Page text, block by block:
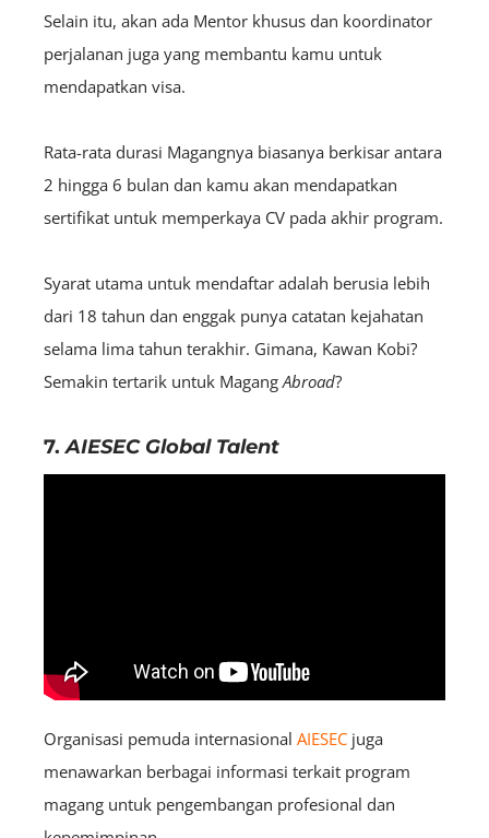
Selain itu, akan ada Mentor khusus dan koordinator
perjalanan juga yang membantu kamu untuk
mendapatkan visa.
Rata-rata durasi Magangnya biasanya berkisar antara
2 hingga 6 bulan dan kamu akan mendapatkan
sertifikat untuk memperkaya CV pada akhir program.
Syarat utama untuk mendaftar adalah berusia lebih
dari 18 tahun dan enggak punya catatan kejahatan
selama lima tahun terakhir. Gimana, Kawan Kobi?
Semakin tertarik untuk MagangAbroad?
7.AIESEC Global Talent
Organisasi pemuda internasional AIESEC juga
menawarkan berbagai informasi terkait program
magang untuk pengembangan profesional dan